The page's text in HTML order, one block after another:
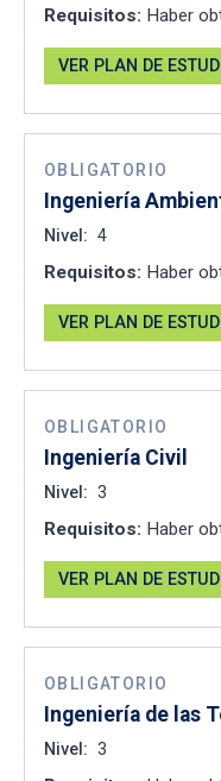
Requisitos: Haber
VER PLAN DE
OBLIGATORIO
Ingeniería
Nivel: 4
Requisitos: Haber
VER PLAN DE
OBLIGATORIO
Ingeniería Civil
Nivel: 3
Requisitos: Haber
VER PLAN DE
OBLIGATORIO
Ingeniería de las
Nivel: 3